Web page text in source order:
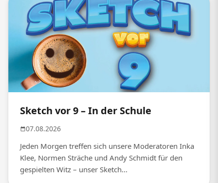
Sketch vor 9 – In der Schule
07.08.2026
Jeden Morgen treffen sich unsere Moderatoren Inka
Klee, Normen Sträche und Andy Schmidt für den
gespielten Witz – unser Sketch...